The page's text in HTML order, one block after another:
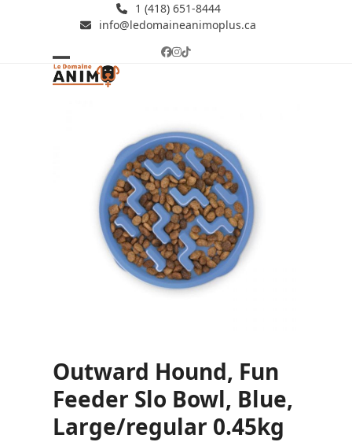
1 (418) 651-8444
info@ledomaineanimoplus.ca
Facebook
Instagram
Tiktok
Open
Close
Outward Hound, Fun
Feeder Slo Bowl, Blue,
Large/regular 0.45kg